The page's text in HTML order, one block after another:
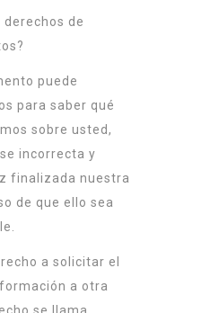
derechos de
puede
para saber qué
sobre usted,
incorrecta y
finalizada nuestra
de que ello sea
a solicitar el
a otra